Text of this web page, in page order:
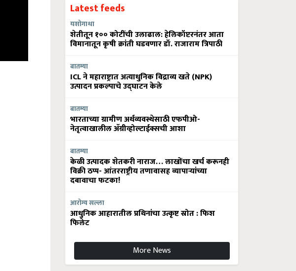
Latest feeds
यशोगाथा
शेतीतून १०० कोटींची उलाढाल: हेलिकॉप्टरनंतर आता
विमानातून कृषी क्रांती घडवणार डॉ. राजाराम त्रिपाठी
बातम्या
ICL ने महाराष्ट्रात अत्याधुनिक विद्राव्य खते (NPK)
उत्पादन प्रकल्पाचे उद्घाटन केले
बातम्या
भारताच्या ग्रामीण अर्थव्यवस्थेसाठी एफपीओ-
नेतृत्वाखालील अ‍ॅग्रीव्होल्टाईक्सची आशा
बातम्या
केळी उत्पादक शेतकरी नाराज… लाखोंचा खर्च करूनही
विक्री ठप्प- आंतरराष्ट्रीय तणावासह व्यापाऱ्यांच्या
दबावाचा फटका!
आरोग्य सल्ला
आधुनिक आहारातील प्रथिनांचा उत्कृष्ट स्रोत : फिश
फिलेट
More News